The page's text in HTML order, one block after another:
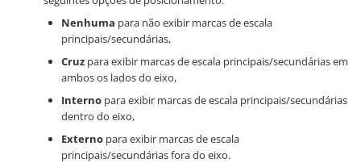
Nenhuma para não exibir marcas de escala
principais/secundárias,
Cruz para exibir marcas de escala principais/secundárias em
ambos os lados do eixo,
Interno para exibir marcas de escala principais/secundárias
dentro do eixo,
Externo para exibir marcas de escala
principais/secundárias fora do eixo.